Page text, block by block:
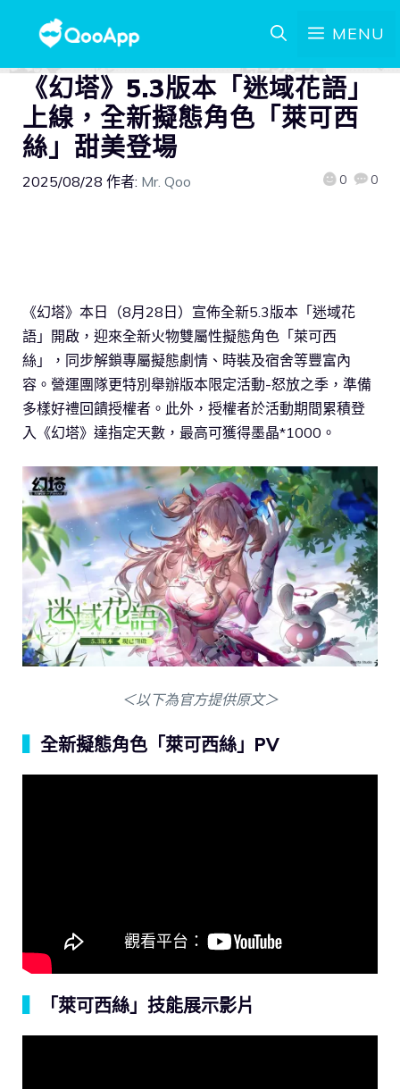
MENU
《幻塔》5.3版本「迷域花語」
上線，全新擬態角色「萊可西
絲」甜美登場
2025/08/28 作者: Mr. Qoo 0 0
《幻塔》本日（8月28日）宣佈全新5.3版本「迷域花
語」開啟，迎來全新火物雙屬性擬態角色「萊可西
絲」，同步解鎖專屬擬態劇情、時裝及宿舍等豐富內
容。營運團隊更特別舉辦版本限定活動-怒放之季，準備
多樣好禮回饋授權者。此外，授權者於活動期間累積登
入《幻塔》達指定天數，最高可獲得墨晶*1000。
＜以下為官方提供原文＞
全新擬態角色「萊可西絲」PV
「萊可西絲」技能展示影片